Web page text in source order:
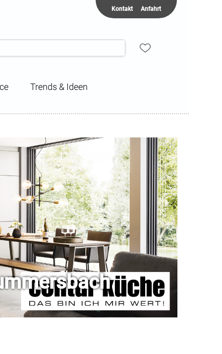
Kontakt Anfahrt
Trends & Ideen